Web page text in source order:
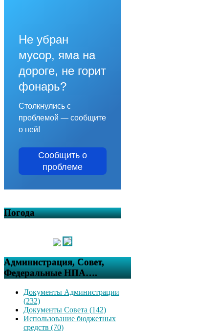
Не убран
мусор, яма на
дороге, не горит
фонарь?
Столкнулись с
проблемой — сообщите
о ней!
Сообщить о
проблеме
Погода
Администрация, Совет,
Федеральные НПА….
Документы Администрации
(232)
Документы Совета (142)
Использование бюджетных
средств (70)